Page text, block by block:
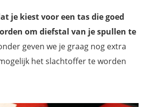
je kiest voor een tas die goed
om diefstal van je spullen te
geven we je graag nog extra
het slachtoffer te worden